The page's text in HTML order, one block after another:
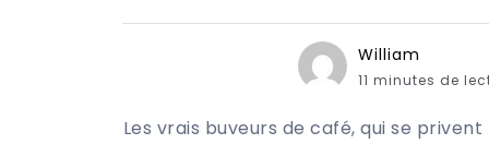
William
11 minutes de
Les vrais buveurs de café, qui se